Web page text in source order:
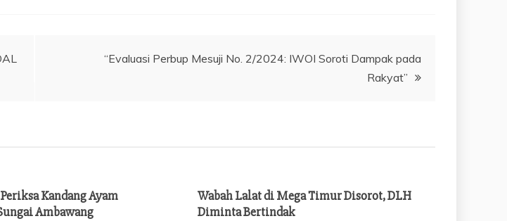
“Evaluasi Perbup Mesuji No. 2/2024: IWOI Soroti Dampak pada
Rakyat”
Kandang Ayam
Ambawang
Wabah Lalat di Mega Timur Disorot, DLH
Diminta Bertindak